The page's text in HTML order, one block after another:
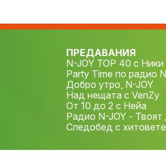
ПРЕДАВАНИЯ
N-JOY TOP 40 с Ники
Party Time по радио
Добро утро, N-JOY
Над нещата с VenZy
От 10 до 2 с Нейа
Радио N-JOY - Твоят
Следобед с